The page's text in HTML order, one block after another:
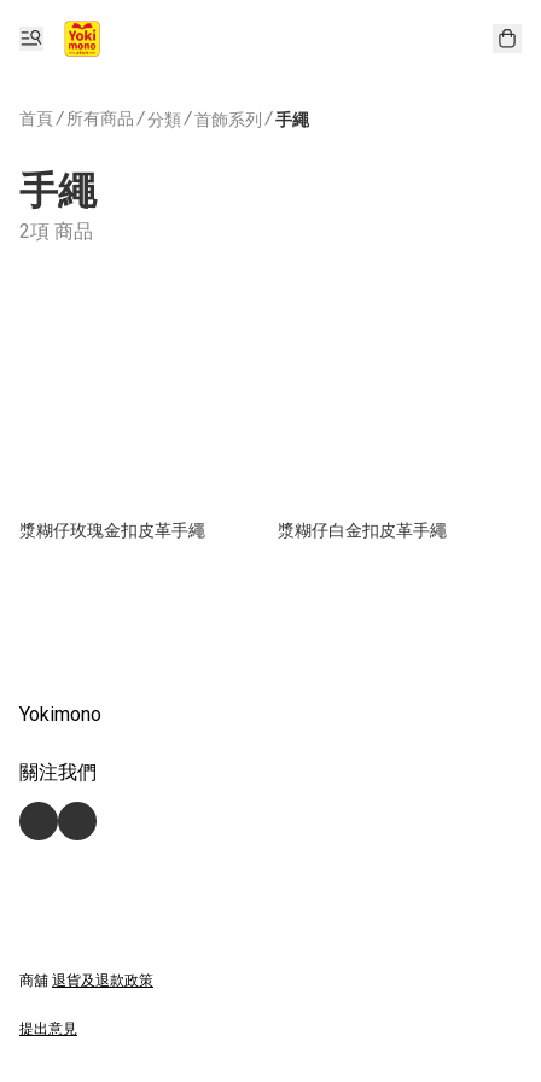
首頁/ 所有商品 /分類/首飾系列 /手繩
手繩
2項 商品
漿糊仔玫瑰金扣皮革手繩 漿糊仔白金扣皮革手繩
Yokimono
關注我們
商舖 退貨及退款政策
提出意見